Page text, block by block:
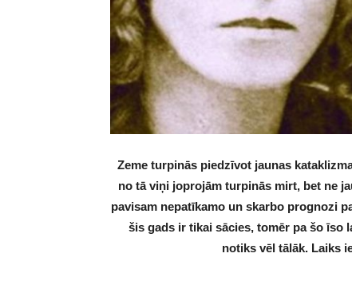
Zeme turpinās piedzīvot jaunas
no tā viņi joprojām turpinās mirt, bet ne
pavisam nepatīkamo un skarbo prognozi
šis gads ir tikai sācies, tomēr pa šo īso
notiks vēl tālāk. Laiks